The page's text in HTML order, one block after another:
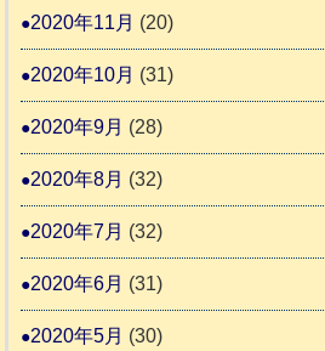
2020年11月 (20)
2020年10月 (31)
2020年9月 (28)
2020年8月 (32)
2020年7月 (32)
2020年6月 (31)
2020年5月 (30)